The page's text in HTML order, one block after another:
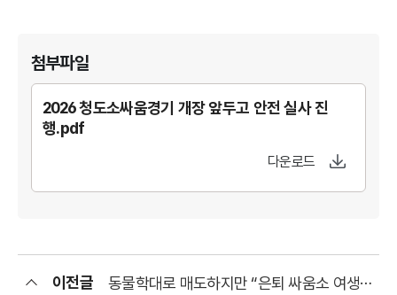
첨부파일
2026 청도소싸움경기 개장 앞두고 안전 실사 진
행.pdf
다운로드
이전글